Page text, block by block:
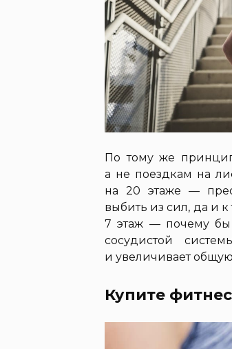
По тому же
а не поездкам на
на 20 этаже —
выбить из сил, да и
7 этаж — почему бы
сосудистой
и увеличивает
Купите